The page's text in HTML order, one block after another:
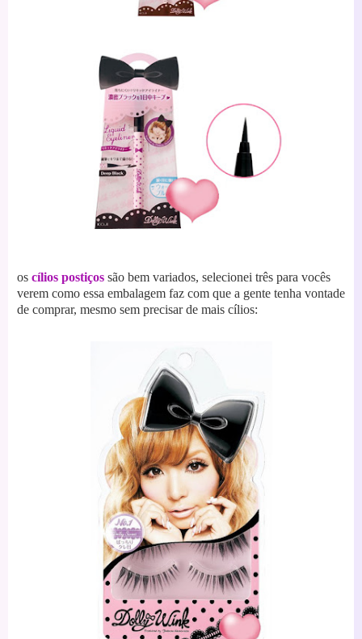
os cílios postiços são bem variados, selecionei três para vocês
verem como essa embalagem faz com que a gente tenha vontade
de comprar, mesmo sem precisar de mais cílios: